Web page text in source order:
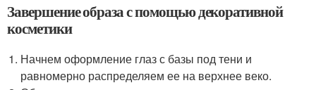
Завершение образа с помощью декоративной
косметики
Начнем оформление глаз с базы под тени и
равномерно распределяем ее на верхнее веко.